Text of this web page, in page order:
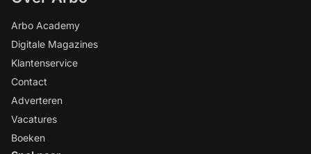
Arbo Academy
Digitale Magazines
Klantenservice
Contact
Adverteren
Vacatures
Boeken